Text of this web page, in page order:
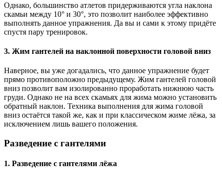
Однако, большинство атлетов придерживаются угла наклона
скамьи между 10° и 30°, это позволит наиболее эффективно
выполнять данное упражнения. Да вы и сами к этому придёте
спустя пару тренировок.
3. Жим гантелей на наклонной поверхности головой вниз
Наверное, вы уже догадались, что данное упражнение будет
прямо противоположно предыдущему. Жим гантелей головой
вниз позволит вам изолированно проработать нижнюю часть
груди. Однако не на всех скамьях для жима можно установить
обратный наклон. Техника выполнения для жима головой
вниз остаётся такой же, как и при классическом жиме лёжа, за
исключением лишь вашего положения.
Разведение с гантелями
1. Разведение с гантелями лёжа